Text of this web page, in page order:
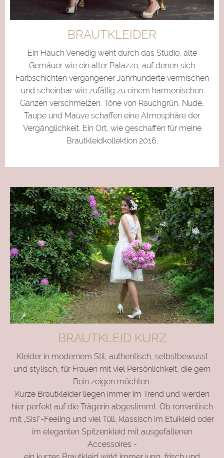
BRAUTKLEIDER
Ein Hauch Venedig weht durch das Studio, alte
Gemäuer wie ein alter Palazzo, auf denen sich
Farbschichten vergangener Jahrhunderte vermischen
und scheinbar wie zufällig zu einem harmonischen
Ganzen verschmelzen. Töne von Rauchgrün, Nude,
Taupe und Mauve schaffen eine Atmosphäre der
Vergänglichkeit. Ein Ort, wie geschaffen für meine
Brautkleidkollektion 2016.
BRAUTKLEID KURZ
Kleider in modernem Stil, authentisch, selbstbewusst
und stylisch, für Frauen mit viel Persönlichkeit, die gern
Bein zeigen möchten.
Kurze Brautkleider liegen immer im Trend und werden
hier perfekt auf die Trägerin abgestimmt. Ob romantisch
mit „Sisi“-Feeling und viel Tüll, klassisch im Etuikleid oder
im eleganten Spitzenkleid mit ausgefallenen
Accessoires -